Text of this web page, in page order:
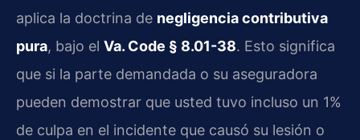
aplica la doctrina de negligencia contributiva
pura, bajo el Va. Code § 8.01-38. Esto significa
que si la parte demandada o su aseguradora
pueden demostrar que usted tuvo incluso un 1%
de culpa en el incidente que causó su lesión o